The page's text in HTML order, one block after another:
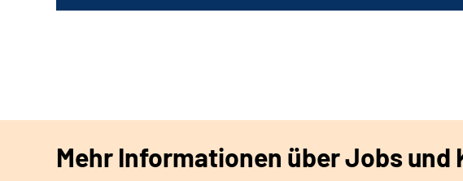
Mehr Informationen über Jobs und